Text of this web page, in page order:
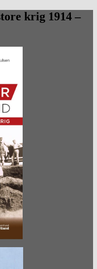
krig 1914 –